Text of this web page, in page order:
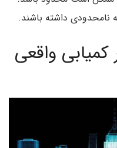
نامحدودی داشته باشند.
کمیابی واقعی